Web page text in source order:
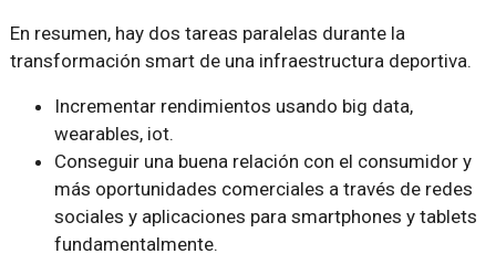
En resumen, hay dos tareas paralelas durante la
transformación smart de una infraestructura deportiva.
Incrementar rendimientos usando big data,
wearables, iot.
Conseguir una buena relación con el consumidor y
más oportunidades comerciales a través de redes
sociales y aplicaciones para smartphones y tablets
fundamentalmente.